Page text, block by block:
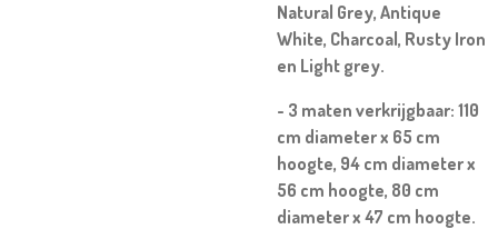
Natural Grey, Antique
White, Charcoal, Rusty Iron
en Light grey.
- 3 maten verkrijgbaar: 110
cm diameter x 65 cm
hoogte, 94 cm diameter x
56 cm hoogte, 80 cm
diameter x 47 cm hoogte.